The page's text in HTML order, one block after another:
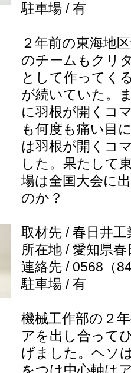
駐車場 / 有
２年前の東海地
のチームもクリ
として作ってく
が続いていた。
に羽根が開くコ
も何度も痛い目
は羽根が開くコ
した。果たして
場は全国大会に
のか？
取材先 / 春日井工
所在地 / 愛知県
連絡先 / 0568（
駐車場 / 有
機械工作部の２
アを出し合って
げました。ヘソ